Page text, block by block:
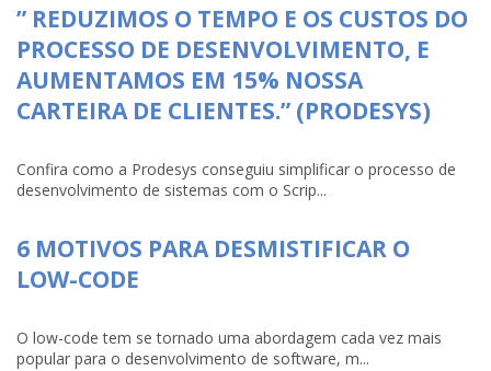
” REDUZIMOS O TEMPO E OS CUSTOS DO
PROCESSO DE DESENVOLVIMENTO, E
AUMENTAMOS EM 15% NOSSA
CARTEIRA DE CLIENTES.” (PRODESYS)
Confira como a Prodesys conseguiu simplificar o processo de
desenvolvimento de sistemas com o Scrip...
6 MOTIVOS PARA DESMISTIFICAR O
LOW-CODE
O low-code tem se tornado uma abordagem cada vez mais
popular para o desenvolvimento de software, m...